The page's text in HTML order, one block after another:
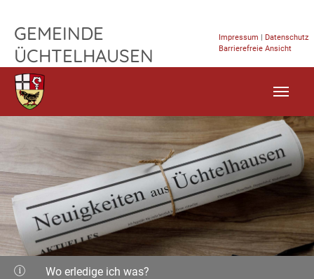
GEMEINDE
ÜCHTELHAUSEN
Impressum | Datenschutz
Barrierefreie Ansicht
Wo erledige ich was?